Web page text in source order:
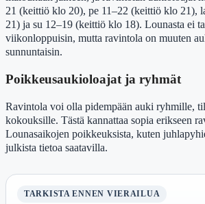
21 (keittiö klo 20), pe 11–22 (keittiö klo 21),
21) ja su 12–19 (keittiö klo 18). Lounasta ei
viikonloppuisin, mutta ravintola on muuten
sunnuntaisin.
Poikkeusaukioloajat ja ryhmät
Ravintola voi olla pidempään auki ryhmille,
kokouksille. Tästä kannattaa sopia erikseen
Lounasaikojen poikkeuksista, kuten
julkista tietoa saatavilla.
TARKISTA ENNEN VIERAILUA